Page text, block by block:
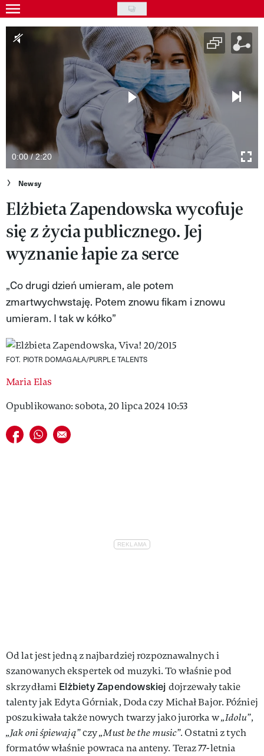
Skip
to
main
Gwiazdy
Styl życia
Kultura
Wideo
Nasze akcje
VIVA!ART
VIVA!MODA
VIVA!MAN
VIVA!ITAKA
MAGAZYN VIVA!
0:00 / 2:20
Newsy
Elżbieta Zapendowska wycofuje
się z życia publicznego. Jej
wyznanie łapie za serce
„Co drugi dzień umieram, ale potem
zmartwychwstaję. Potem znowu fikam i znowu
umieram. I tak w kółko”
FOT. PIOTR DOMAGAŁA/PURPLE TALENTS
Maria Elas
Opublikowano: sobota, 20 lipca 2024 10:53
Udostępnij na facebook
Udostępnij na whatsapp
E-mail do przyjaciela
Od lat jest jedną z najbardziej rozpoznawalnych i
szanowanych ekspertek od muzyki. To właśnie pod
skrzydłami Elżbiety Zapendowskiej dojrzewały takie
talenty jak Edyta Górniak, Doda czy Michał Bajor. Później
poszukiwała także nowych twarzy jako jurorka w„Idolu”,
„Jak oni śpiewają”czy„Must be the music”.Ostatni z tych
formatów właśnie powraca na anteny. Teraz 77-letnia